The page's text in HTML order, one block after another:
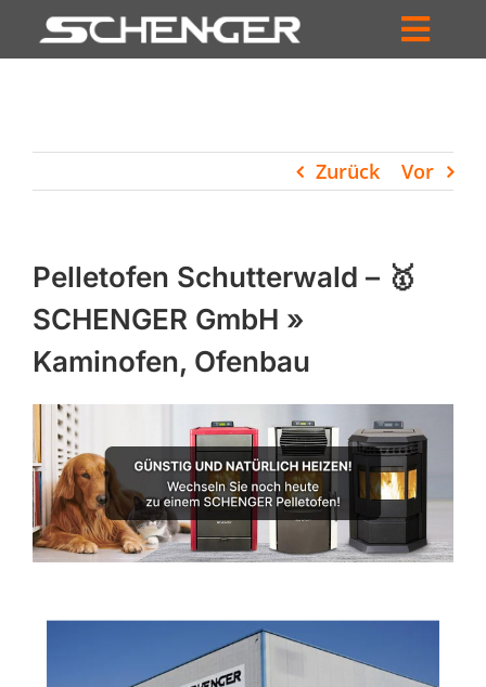
Inhalt
HÄNDLERSUCHE
UNTERNEHMEN
PROFIL
WARENKORB
PRODUCTS
SEARCH
Zurück Vor
Pelletofen Schutterwald – 🥇
SCHENGER GmbH »
Kaminofen, Ofenbau